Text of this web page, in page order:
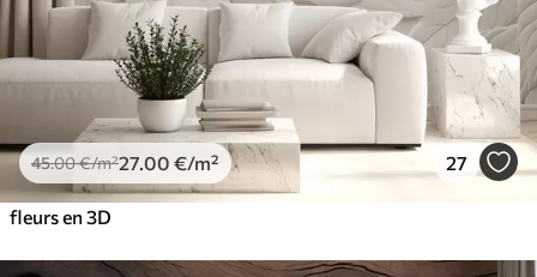
45.00€/m²27.00 €/m² 27
fleurs en 3D